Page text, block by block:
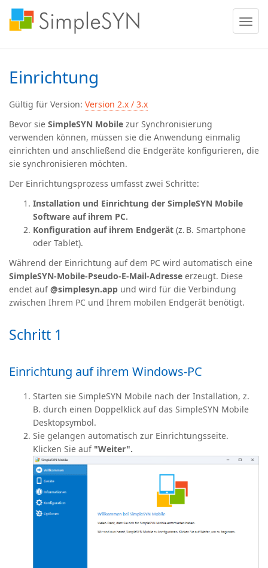
Menü
ein
oder
Einrichtung
Gültig für Version: Version 2.x / 3.x
Bevor sie SimpleSYN Mobile zur Synchronisierung
verwenden können, müssen sie die Anwendung einmalig
einrichten und anschließend die Endgeräte konfigurieren, die
sie synchronisieren möchten.
Der Einrichtungsprozess umfasst zwei Schritte:
Installation und Einrichtung der SimpleSYN Mobile
Software auf ihrem PC.
Konfiguration auf ihrem Endgerät (z. B. Smartphone
oder Tablet).
Während der Einrichtung auf dem PC wird automatisch eine
SimpleSYN‑Mobile‑Pseudo‑E-Mail-Adresse erzeugt. Diese
endet auf@simplesyn.app und wird für die Verbindung
zwischen Ihrem PC und Ihrem mobilen Endgerät benötigt.
Schritt 1
Einrichtung auf ihrem Windows-PC
Starten sie SimpleSYN Mobile nach der Installation, z.
B. durch einen Doppelklick auf das SimpleSYN Mobile
Desktopsymbol.
Sie gelangen automatisch zur Einrichtungsseite.
Klicken Sie auf "Weiter".